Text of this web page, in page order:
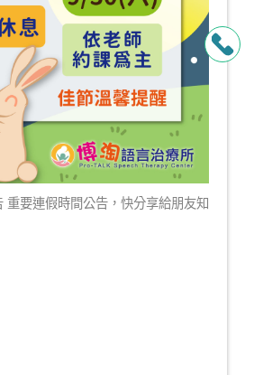
重要連假時間公告，快分享給朋友知